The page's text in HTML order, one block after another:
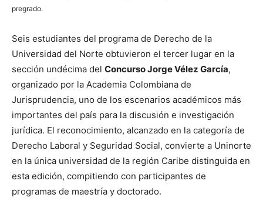
pregrado.
Seis estudiantes del programa de Derecho de la
Universidad del Norte obtuvieron el tercer lugar en la
sección undécima del Concurso Jorge Vélez García,
organizado por la Academia Colombiana de
Jurisprudencia, uno de los escenarios académicos más
importantes del país para la discusión e investigación
jurídica. El reconocimiento, alcanzado en la categoría de
Derecho Laboral y Seguridad Social, convierte a Uninorte
en la única universidad de la región Caribe distinguida en
esta edición, compitiendo con participantes de
programas de maestría y doctorado.